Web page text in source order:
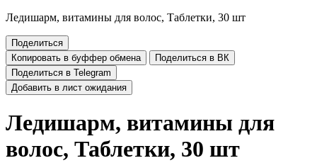
Ледишарм, витамины для волос, Таблетки, 30 шт
Поделиться
Копировать в буффер обмена
Поделиться в ВК
Поделиться в Telegram
Добавить в лист ожидания
Ледишарм, витамины для
волос, Таблетки, 30 шт